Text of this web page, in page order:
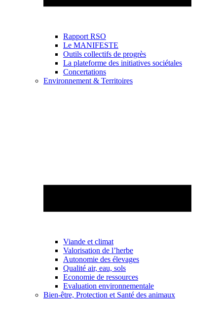
Rapport RSO
Le MANIFESTE
Outils collectifs de progrès
La plateforme des initiatives sociétales
Concertations
Environnement & Territoires
Viande et climat
Valorisation de l’herbe
Autonomie des élevages
Qualité air, eau, sols
Economie de ressources
Evaluation environnementale
Bien-être, Protection et Santé des animaux